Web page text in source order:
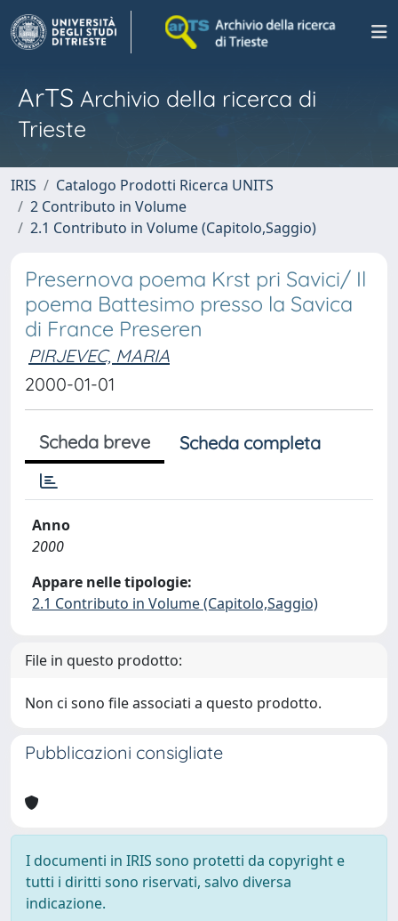
ArTS Archivio della ricerca di
Trieste
IRIS
Catalogo Prodotti Ricerca UNITS
2 Contributo in Volume
2.1 Contributo in Volume (Capitolo,Saggio)
Presernova poema Krst pri Savici/ Il
poema Battesimo presso la Savica
di France Preseren
PIRJEVEC, MARIA
2000-01-01
Scheda breve Scheda completa
Anno
2000
Appare nelle tipologie:
2.1 Contributo in Volume (Capitolo,Saggio)
File in questo prodotto:
Non ci sono file associati a questo prodotto.
Pubblicazioni consigliate
I documenti in IRIS sono protetti da copyright e
tutti i diritti sono riservati, salvo diversa
indicazione.